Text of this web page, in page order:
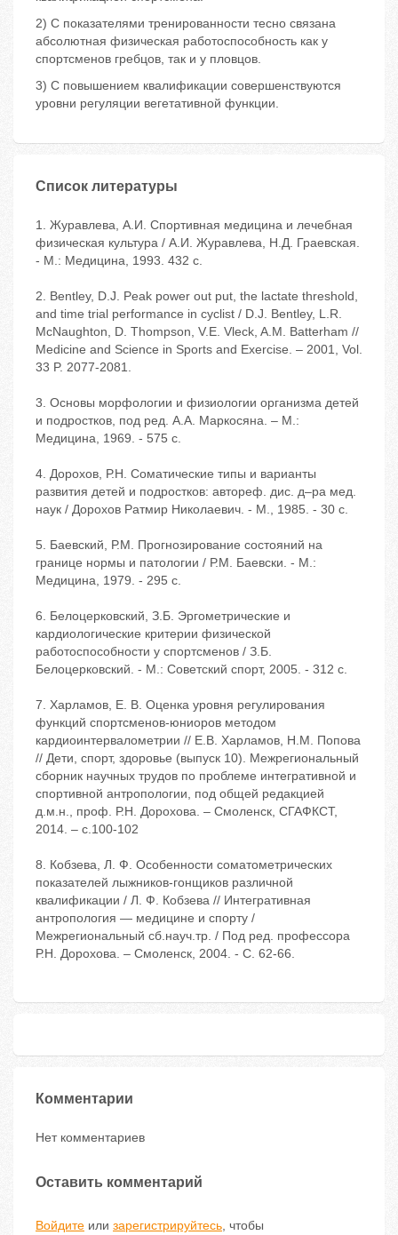
2) С показателями тренированности тесно связана
абсолютная физическая работоспособность как у
спортсменов гребцов, так и у пловцов.
3) С повышением квалификации совершенствуются
уровни регуляции вегетативной функции.
Список литературы
1. Журавлева, А.И. Спортивная медицина и лечебная
физическая культура / А.И. Журавлева, Н.Д. Граевская.
- М.: Медицина, 1993. 432 с.
2. Bentley, D.J. Peak power out put, the lactate threshold,
and time trial performance in cyclist / D.J. Bentley, L.R.
McNaughton, D. Thompson, V.E. Vleck, A.M. Batterham //
Medicine and Science in Sports and Exercise. – 2001, Vol.
33 P. 2077-2081.
3. Основы морфологии и физиологии организма детей
и подростков, под ред. А.А. Маркосяна. – М.:
Медицина, 1969. - 575 с.
4. Дорохов, Р.Н. Соматические типы и варианты
развития детей и подростков: автореф. дис. д–ра мед.
наук / Дорохов Ратмир Николаевич. - М., 1985. - 30 с.
5. Баевский, Р.М. Прогнозирование состояний на
границе нормы и патологии / Р.М. Баевски. - М.:
Медицина, 1979. - 295 с.
6. Белоцерковский, З.Б. Эргометрические и
кардиологические критерии физической
работоспособности у спортсменов / З.Б.
Белоцерковский. - М.: Советский спорт, 2005. - 312 с.
7. Харламов, Е. В. Оценка уровня регулирования
функций спортсменов-юниоров методом
кардиоинтервалометрии // Е.В. Харламов, Н.М. Попова
// Дети, спорт, здоровье (выпуск 10). Межрегиональный
сборник научных трудов по проблеме интегративной и
спортивной антропологии, под общей редакцией
д.м.н., проф. Р.Н. Дорохова. – Смоленск, СГАФКСТ,
2014. – с.100-102
8. Кобзева, Л. Ф. Особенности соматометрических
показателей лыжников-гонщиков различной
квалификации / Л. Ф. Кобзева // Интегративная
антропология — медицине и спорту /
Межрегиональный сб.науч.тр. / Под ред. профессора
Р.Н. Дорохова. – Смоленск, 2004. - С. 62-66.
Комментарии
Нет комментариев
Оставить комментарий
Войдите или зарегистрируйтесь, чтобы